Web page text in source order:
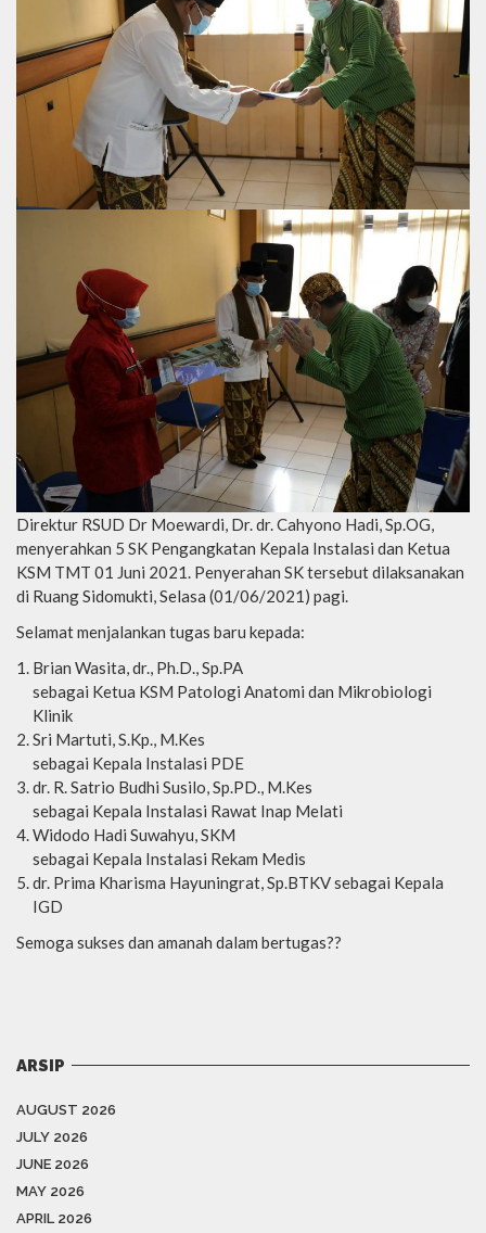
Direktur RSUD Dr Moewardi, Dr. dr. Cahyono Hadi, Sp.OG,
menyerahkan 5 SK Pengangkatan Kepala Instalasi dan Ketua
KSM TMT 01 Juni 2021. Penyerahan SK tersebut dilaksanakan
di Ruang Sidomukti, Selasa (01/06/2021) pagi.
Selamat menjalankan tugas baru kepada:
Brian Wasita, dr., Ph.D., Sp.PA
sebagai Ketua KSM Patologi Anatomi dan Mikrobiologi
Klinik
Sri Martuti, S.Kp., M.Kes
sebagai Kepala Instalasi PDE
dr. R. Satrio Budhi Susilo, Sp.PD., M.Kes
sebagai Kepala Instalasi Rawat Inap Melati
Widodo Hadi Suwahyu, SKM
sebagai Kepala Instalasi Rekam Medis
dr. Prima Kharisma Hayuningrat, Sp.BTKV sebagai Kepala
IGD
Semoga sukses dan amanah dalam bertugas??
ARSIP
AUGUST 2026
JULY 2026
JUNE 2026
MAY 2026
APRIL 2026